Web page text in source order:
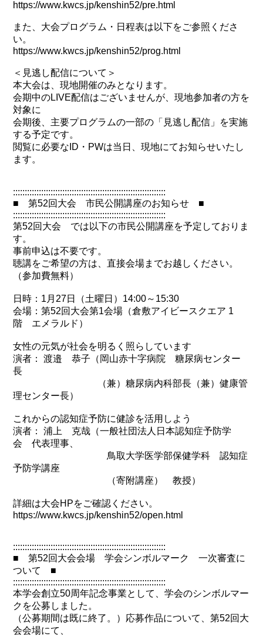
https://www.kwcs.jp/kenshin52/pre.html
また、大会プログラム・日程表は以下をご参照くださ
い。
https://www.kwcs.jp/kenshin52/prog.html
＜見逃し配信について＞
本大会は、現地開催のみとなります。
会期中のLIVE配信はございませんが、現地参加者の方を
対象に
会期後、主要プログラムの一部の「見逃し配信」を実施
する予定です。
閲覧に必要なID・PWは当日、現地にてお知らせいたし
ます。
:::::::::::::::::::::::::::::::::::::::::::::::::::::::::::::::::
■ 第52回大会 市民公開講座のお知らせ ■
:::::::::::::::::::::::::::::::::::::::::::::::::::::::::::::::::
第52回大会 では以下の市民公開講座を予定しておりま
す。
事前申込は不要です。
聴講をご希望の方は、直接会場までお越しください。
（参加費無料）
日時：1月27日（土曜日）14:00～15:30
会場：第52回大会第1会場（倉敷アイビースクエア 1
階 エメラルド）
女性の元気が社会を明るく照らしています
演者： 渡邉 恭子（岡山赤十字病院 糖尿病センター
長
（兼）糖尿病内科部長（兼）健康管
理センター長）
これからの認知症予防に健診を活用しよう
演者： 浦上 克哉（一般社団法人日本認知症予防学
会 代表理事、
鳥取大学医学部保健学科 認知症
予防学講座
（寄附講座） 教授）
詳細は大会HPをご確認ください。
https://www.kwcs.jp/kenshin52/open.html
:::::::::::::::::::::::::::::::::::::::::::::::::::::::::::::::::
■ 第52回大会会場 学会シンボルマーク 一次審査に
ついて ■
:::::::::::::::::::::::::::::::::::::::::::::::::::::::::::::::::
本学会創立50周年記念事業として、学会のシンボルマー
クを公募しました。
（公募期間は既に終了。）応募作品について、第52回大
会会場にて、